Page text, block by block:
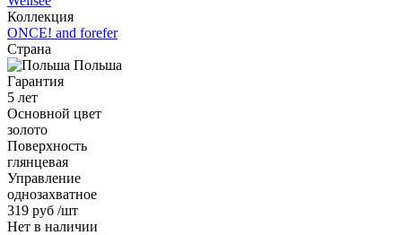
Коллекция
ONCE! and forefer
Страна
Польша
Гарантия
5 лет
Основной цвет
золото
Поверхность
глянцевая
Управление
однозахватное
319 руб /шт
Нет в наличии